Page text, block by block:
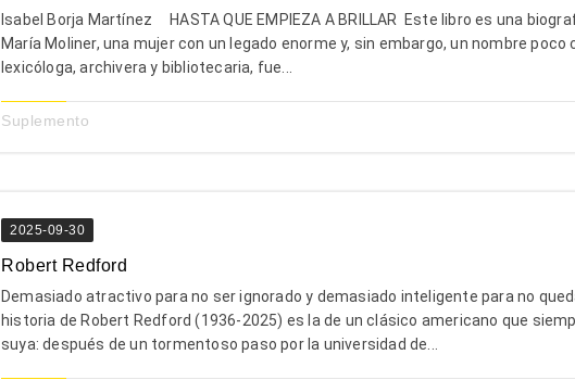
Isabel Borja Martínez HASTA QUE EMPIEZA A BRILLAR Este libro es una
María Moliner, una mujer con un legado enorme y, sin embargo, un nombre poco
lexicóloga, archivera y bibliotecaria, fue...
Suplemento
2025-09-30
Robert Redford
Demasiado atractivo para no ser ignorado y demasiado inteligente para no
historia de Robert Redford (1936-2025) es la de un clásico americano que
suya: después de un tormentoso paso por la universidad de...